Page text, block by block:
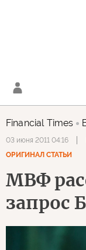
Financial Times
03 июня 2011 04:16
ОРИГИНАЛ СТАТЬИ
МВФ
запрос